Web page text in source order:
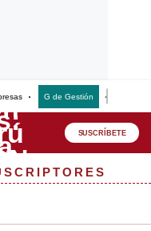
G de Gestión
SUSCRÍBETE